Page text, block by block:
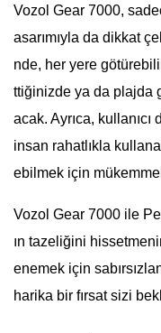
Vozol Gear 7000,
asarımıyla da dikkat
nde, her yere
ttiğinizde ya da plajda
acak. Ayrıca, kullanıcı
insan rahatlıkla
ebilmek için
Vozol Gear 7000 ile
ın tazeliğini
enemek için
harika bir fırsat sizi